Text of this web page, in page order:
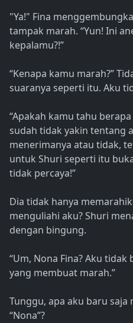
"Ya!" Fina
tampak marah. “Yun! Ini
kepalamu?!”
“Kenapa kamu marah?”
suaranya seperti itu. Aku
“Apakah kamu tahu
sudah tidak yakin tentang
menerimanya atau tidak,
untuk Shuri seperti itu
tidak percaya!”
Dia tidak hanya
menguliahi aku? Shuri
dengan bingung.
“Um, Nona Fina? Aku
yang membuat marah.”
Tunggu, apa aku baru saja
“Nona”?